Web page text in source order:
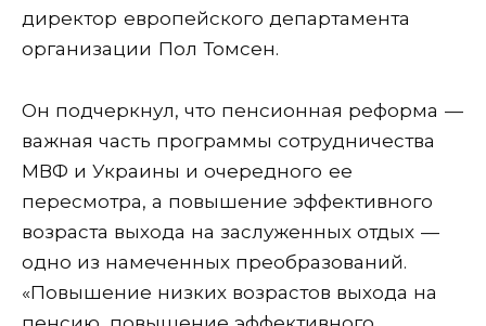
директор европейского департамента
организации Пол Томсен.
Он подчеркнул, что пенсионная реформа —
важная часть программы сотрудничества
МВФ и Украины и очередного ее
пересмотра, а повышение эффективного
возраста выхода на заслуженных отдых —
одно из намеченных преобразований.
«Повышение низких возрастов выхода на